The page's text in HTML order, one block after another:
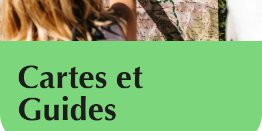
Cartes et
Guides